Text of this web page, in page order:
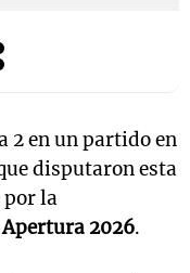
2 en un partido en
disputaron esta
por la
2026.